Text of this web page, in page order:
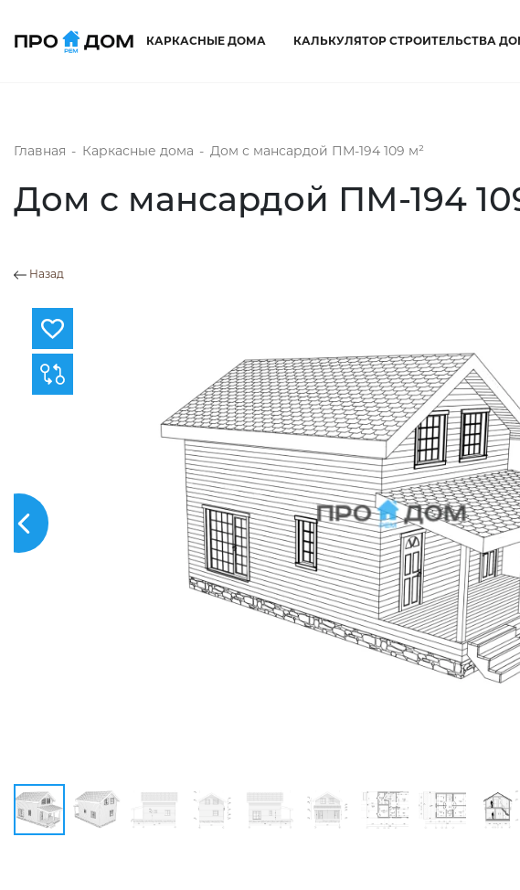
КАРКАСНЫЕ ДОМА КАЛЬКУЛЯТОР СТРОИТЕЛЬСТВА
Главная - Каркасные дома - Дом с мансардой ПМ-194 109 м²
Дом с мансардой ПМ-194
Назад